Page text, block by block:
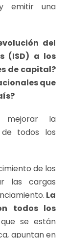
emitir una
del
(ISD) a los
de capital?
que
la
todos los
de los
las cargas
La
todos los
se están
apuntan en